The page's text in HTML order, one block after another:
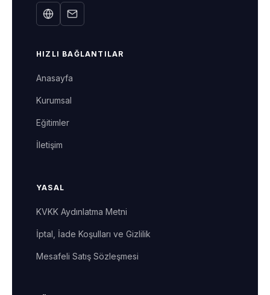
HIZLI BAĞLANTILAR
Anasayfa
Kurumsal
Eğitimler
İletişim
YASAL
KVKK Aydınlatma Metni
İptal, İade Koşulları ve Gizlilik
Mesafeli Satış Sözleşmesi